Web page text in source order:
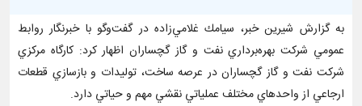
به گزارش شیرین خبر، سيامك غلامي‌زاده در گفت‌و‌گو با خبرنگار روابط
عمومي شركت بهره‌برداري نفت و گاز گچساران اظهار كرد: كارگاه مركزي
شركت نفت و گاز گچساران در عرصه ساخت، توليدات و بازسازي قطعات
ارجاعي از واحدهاي مختلف عملياتي نقشي مهم و حياتي دارد.